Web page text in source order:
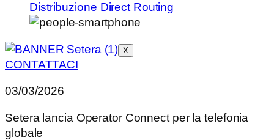
Distribuzione Direct Routing
X
CONTATTACI
03/03/2026
Setera lancia Operator Connect per la telefonia
globale